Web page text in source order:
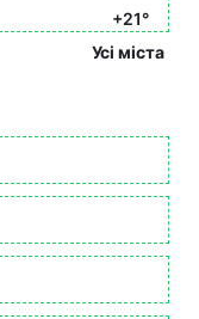
+21°
Усі міста